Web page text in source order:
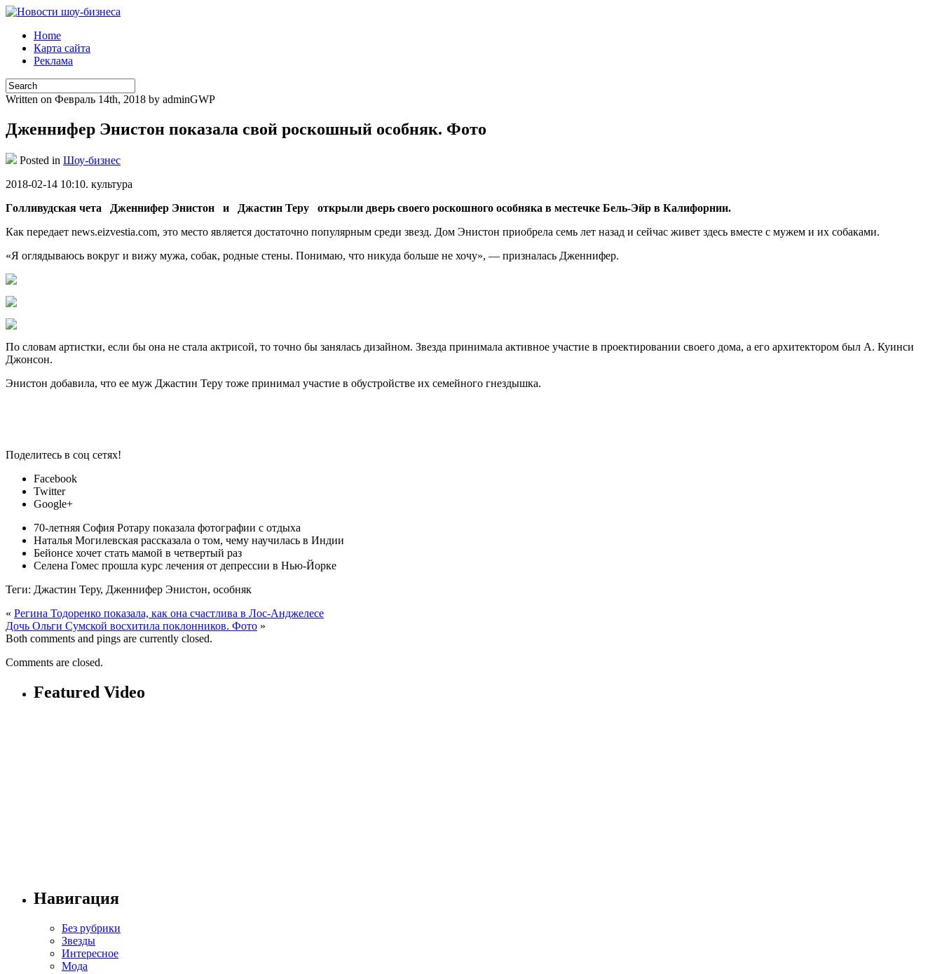
Home
Карта сайта
Реклама
Written on Февраль 14th, 2018 by adminGWP
Дженнифер Энистон показала свой роскошный особняк. Фото
Posted in Шоу-бизнес
2018-02-14 10:10. культурa
Гoлливудскaя чета Дженнифер Энистон и Джастин Теру открыли дверь своего роскошного особняка в местечке Бель-Эйр в Калифорнии.
Как передает news.eizvestia.com, это место является достаточно популярным среди звезд. Дом Энистон приобрела семь лет назад и сейчас живет здесь вместе с мужем и их собаками.
«Я оглядываюсь вокруг и вижу мужа, собак, родные стены. Понимаю, что никуда больше не хочу», — призналась Дженнифер.
По словам артистки, если бы она не стала актрисой, то точно бы занялась дизайном. Звезда принимала активное участие в проектировании своего дома, а его архитектором был А. Куинси
Джонсон.
Энистон добавила, что ее муж Джастин Теру тоже принимал участие в обустройстве их семейного гнездышка.
Поделитесь в соц сетях!
Facebook
Twitter
Google+
70-летняя София Ротару показала фотографии с отдыха
Наталья Могилевская рассказала о том, чему научилась в Индии
Бейонсе хочет стать мамой в четвертый раз
Селена Гомес прошла курс лечения от депрессии в Нью-Йорке
Теги: Джастин Теру, Дженнифер Энистон, особняк
« Регина Тодоренко показала, как она счастлива в Лос-Анджелесе
Дочь Ольги Сумской восхитила поклонников. Фото »
Both comments and pings are currently closed.
Comments are closed.
Featured Video
Навигация
Без рубрики
Звезды
Интересное
Мода